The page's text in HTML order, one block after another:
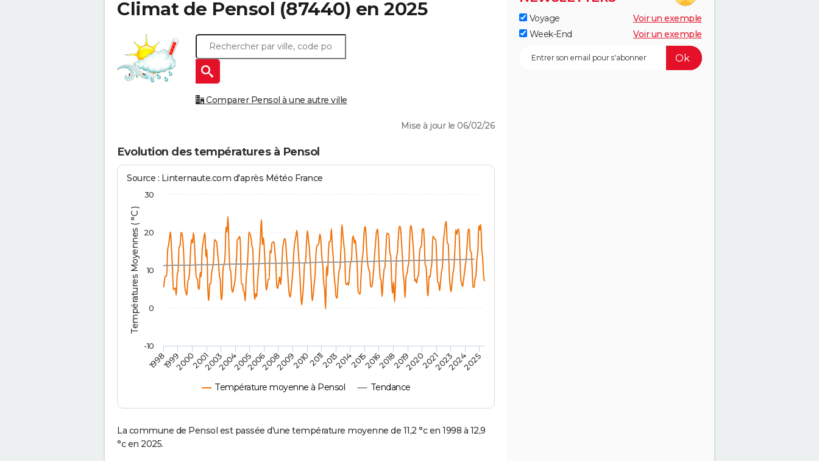
Climat de Pensol (87440) en 2025
Comparer Pensol à une autre ville
Mise à jour le 06/02/26
Evolution des températures à Pensol
Températures Moyennes ( °C )
Source : Linternaute.com d'après Météo France
Température moyenne à Pensol Tendance
1998 2014
199920002001200320042005200620082009201020112013 201520162018201920202021202320242025
0
10
20
30
-10
La commune de Pensol est passée d'une température moyenne de 11,2 °c en 1998 à 12,9
°c en 2025.
Voyage
Voir un exemple
Week-End
Voir un exemple